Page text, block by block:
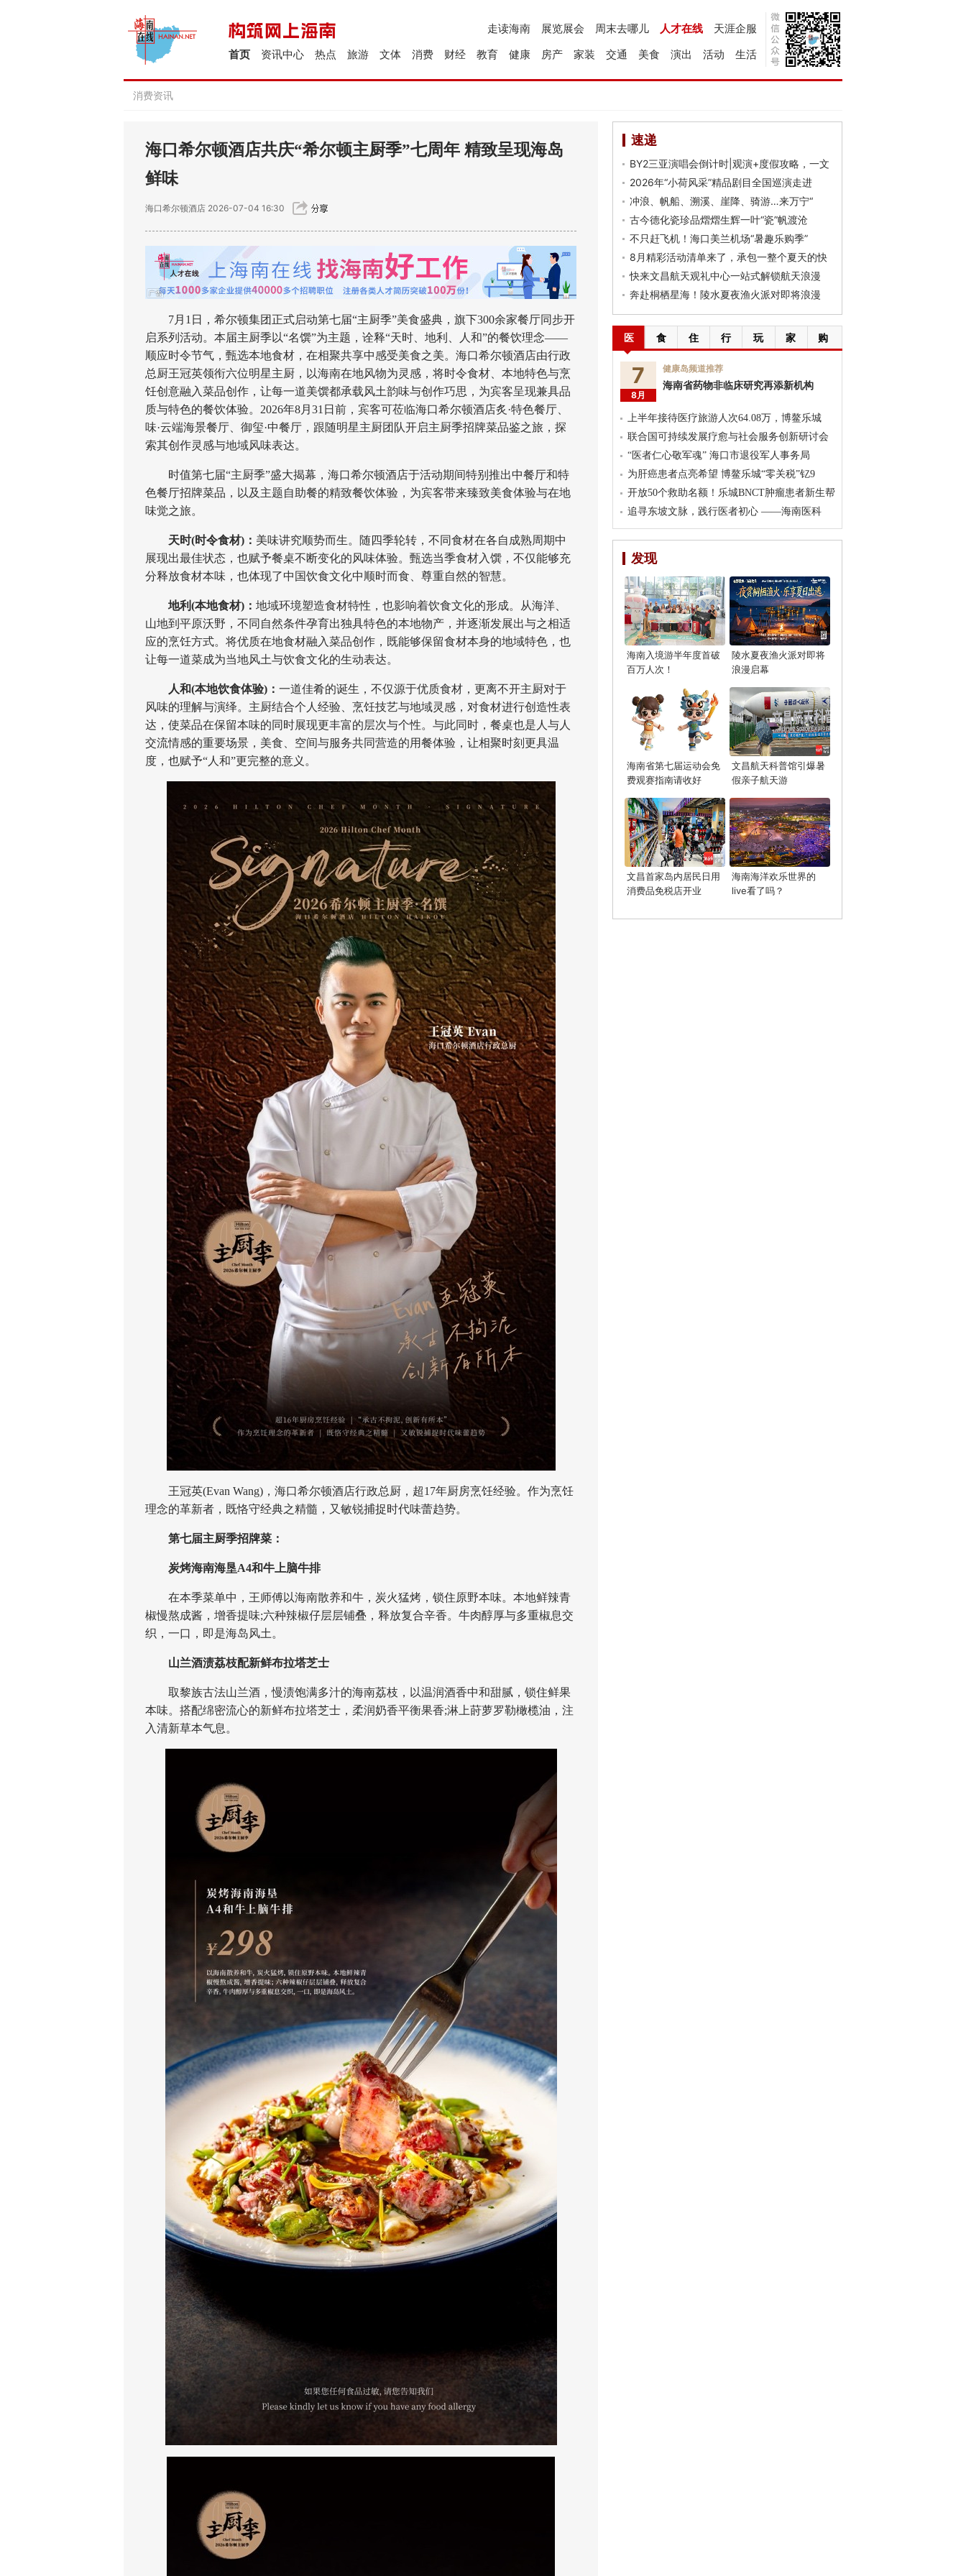
天涯企服
人才在线
周末去哪儿
展览展会
走读海南
生活
活动
演出
美食
交通
家装
房产
健康
教育
财经
消费
文体
旅游
热点
资讯中心
首页
消费资讯
海口希尔顿酒店共庆“希尔顿主厨季”七周年 精致呈现海岛
鲜味
海口希尔顿酒店 2026-07-04 16:30
7月1日，希尔顿集团正式启动第七届“主厨季”美食盛典，旗下300余家餐厅同步开
启系列活动。本届主厨季以“名馔”为主题，诠释“天时、地利、人和”的餐饮理念——
顺应时令节气，甄选本地食材，在相聚共享中感受美食之美。海口希尔顿酒店由行政
总厨王冠英领衔六位明星主厨，以海南在地风物为灵感，将时令食材、本地特色与烹
饪创意融入菜品创作，让每一道美馔都承载风土韵味与创作巧思，为宾客呈现兼具品
质与特色的餐饮体验。2026年8月31日前，宾客可莅临海口希尔顿酒店炙·特色餐厅、
味·云端海景餐厅、御玺·中餐厅，跟随明星主厨团队开启主厨季招牌菜品鉴之旅，探
索其创作灵感与地域风味表达。
时值第七届“主厨季”盛大揭幕，海口希尔顿酒店于活动期间特别推出中餐厅和特
色餐厅招牌菜品，以及主题自助餐的精致餐饮体验，为宾客带来臻致美食体验与在地
味觉之旅。
天时(时令食材)： 美味讲究顺势而生。随四季轮转，不同食材在各自成熟周期中
展现出最佳状态，也赋予餐桌不断变化的风味体验。甄选当季食材入馔，不仅能够充
分释放食材本味，也体现了中国饮食文化中顺时而食、尊重自然的智慧。
地利(本地食材)： 地域环境塑造食材特性，也影响着饮食文化的形成。从海洋、
山地到平原沃野，不同自然条件孕育出独具特色的本地物产，并逐渐发展出与之相适
应的烹饪方式。将优质在地食材融入菜品创作，既能够保留食材本身的地域特色，也
让每一道菜成为当地风土与饮食文化的生动表达。
人和(本地饮食体验)： 一道佳肴的诞生，不仅源于优质食材，更离不开主厨对于
风味的理解与演绎。主厨结合个人经验、烹饪技艺与地域灵感，对食材进行创造性表
达，使菜品在保留本味的同时展现更丰富的层次与个性。与此同时，餐桌也是人与人
交流情感的重要场景，美食、空间与服务共同营造的用餐体验，让相聚时刻更具温
度，也赋予“人和”更完整的意义。
王冠英(Evan Wang)，海口希尔顿酒店行政总厨，超17年厨房烹饪经验。作为烹饪
理念的革新者，既恪守经典之精髓，又敏锐捕捉时代味蕾趋势。
第七届主厨季招牌菜：
炭烤海南海垦A4和牛上脑牛排
在本季菜单中，王师傅以海南散养和牛，炭火猛烤，锁住原野本味。本地鲜辣青
椒慢熬成酱，增香提味;六种辣椒仔层层铺叠，释放复合辛香。牛肉醇厚与多重椒息交
织，一口，即是海岛风土。
山兰酒渍荔枝配新鲜布拉塔芝士
取黎族古法山兰酒，慢渍饱满多汁的海南荔枝，以温润酒香中和甜腻，锁住鲜果
本味。搭配绵密流心的新鲜布拉塔芝士，柔润奶香平衡果香;淋上莳萝罗勒橄榄油，注
入清新草本气息。
速递
BY2三亚演唱会倒计时|观演+度假攻略，一文
2026年“小荷风采”精品剧目全国巡演走进
冲浪、帆船、溯溪、崖降、骑游…来万宁“
古今德化瓷珍品熠熠生辉一叶“瓷”帆渡沧
不只赶飞机！海口美兰机场“暑趣乐购季”
8月精彩活动清单来了，承包一整个夏天的快
快来文昌航天观礼中心一站式解锁航天浪漫
奔赴桐栖星海！陵水夏夜渔火派对即将浪漫
医 食 住 行 玩 家 购
7
8月
健康岛频道推荐
海南省药物非临床研究再添新机构
上半年接待医疗旅游人次64.08万，博鳌乐城
联合国可持续发展疗愈与社会服务创新研讨会
“医者仁心敬军魂” 海口市退役军人事务局
为肝癌患者点亮希望 博鳌乐城“零关税”钇9
开放50个救助名额！乐城BNCT肿瘤患者新生帮
追寻东坡文脉，践行医者初心 ——海南医科
发现
海南入境游半年度首破
百万人次！
陵水夏夜渔火派对即将
浪漫启幕
海南省第七届运动会免
费观赛指南请收好
文昌航天科普馆引爆暑
假亲子航天游
文昌首家岛内居民日用
消费品免税店开业
海南海洋欢乐世界的
live看了吗？